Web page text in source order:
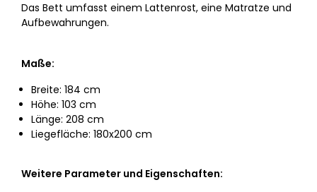
Das Bett umfasst einem Lattenrost, eine Matratze und
Aufbewahrungen.
Maße:
Breite: 184 cm
Höhe: 103 cm
Länge: 208 cm
Liegefläche: 180x200 cm
Weitere Parameter und Eigenschaften: